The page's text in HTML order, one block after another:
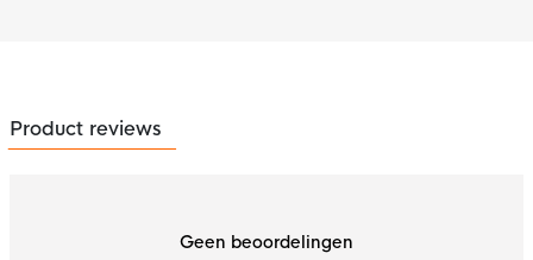
Product reviews
Geen beoordelingen